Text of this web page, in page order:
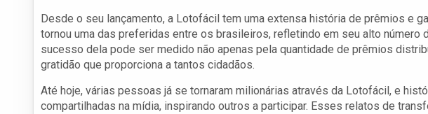
Desde o seu lançamento, a Lotofácil tem uma extensa história de prêmios e
tornou uma das preferidas entre os brasileiros, refletindo em seu alto número
sucesso dela pode ser medido não apenas pela quantidade de prêmios
gratidão que proporciona a tantos cidadãos.
Até hoje, várias pessoas já se tornaram milionárias através da Lotofácil, e
compartilhadas na mídia, inspirando outros a participar. Esses relatos de